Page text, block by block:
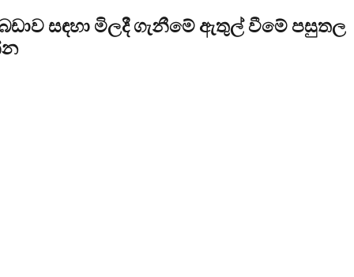
සඳහා මිලදී ගැනීමේ ඇතුල් වීමේ පසුතල